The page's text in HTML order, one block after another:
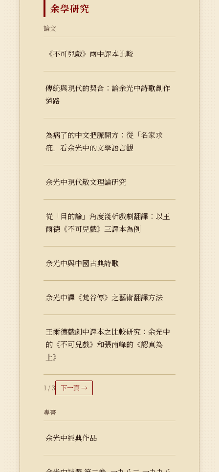
余學研究
論文
《不可兒戲》兩中譯本比較
傳統與現代的契合：論余光中詩歌創作
道路
為病了的中文把脈開方：從「名家求
疪」看余光中的文學語言觀
余光中現代散文理論研究
從「目的論」角度淺析戲劇翻譯：以王
爾德《不可兒戲》三譯本為例
余光中與中國古典詩歌
余光中譯《梵谷傳》之藝術翻譯方法
王爾德戲劇中譯本之比較研究：余光中
的《不可兒戲》和張南峰的《認真為
上》
1 / 3 下一頁 →
專書
余光中經典作品